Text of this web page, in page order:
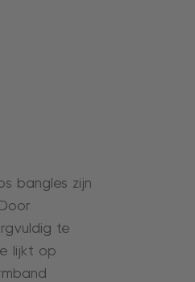
bangles zijn
te
lijkt op